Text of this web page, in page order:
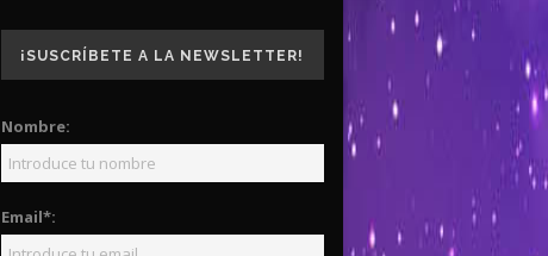
¡SUSCRÍBETE A LA NEWSLETTER!
Nombre:
Email*: